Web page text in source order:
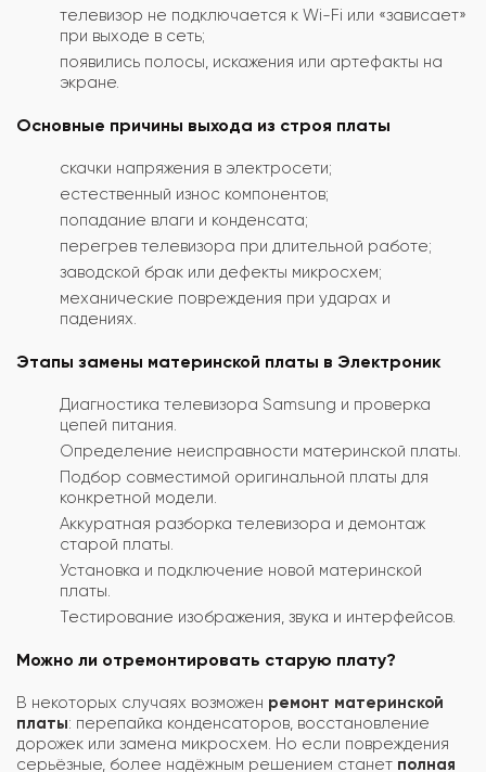
телевизор не подключается к Wi-Fi или «зависает»
при выходе в сеть;
появились полосы, искажения или артефакты на
экране.
Основные причины выхода из строя платы
скачки напряжения в электросети;
естественный износ компонентов;
попадание влаги и конденсата;
перегрев телевизора при длительной работе;
заводской брак или дефекты микросхем;
механические повреждения при ударах и
падениях.
Этапы замены материнской платы в Электроник
Диагностика телевизора Samsung и проверка
цепей питания.
Определение неисправности материнской платы.
Подбор совместимой оригинальной платы для
конкретной модели.
Аккуратная разборка телевизора и демонтаж
старой платы.
Установка и подключение новой материнской
платы.
Тестирование изображения, звука и интерфейсов.
Можно ли отремонтировать старую плату?
В некоторых случаях возможен ремонт материнской
платы: перепайка конденсаторов, восстановление
дорожек или замена микросхем. Но если повреждения
серьёзные, более надёжным решением станет полная